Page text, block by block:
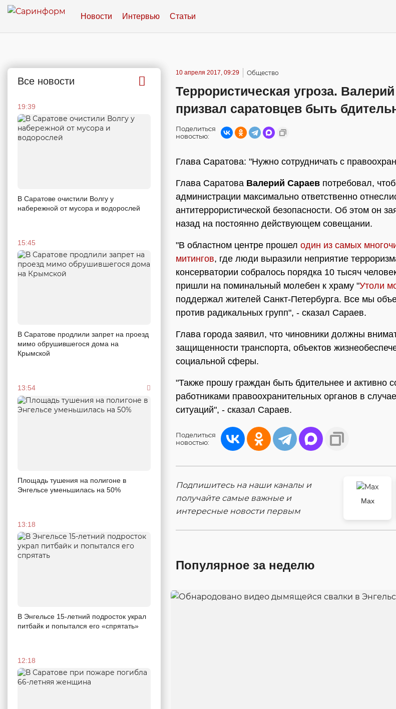
Новости Интервью Статьи
Все новости
19:39
В Саратове очистили Волгу у
набережной от мусора и водорослей
15:45
В Саратове продлили запрет на проезд
мимо обрушившегося дома на
Крымской
13:54
Площадь тушения на полигоне в
Энгельсе уменьшилась на 50%
13:18
В Энгельсе 15-летний подросток украл
питбайк и попытался его «спрятать»
12:18
10 апреля 2017, 09:29 Общество
Террористическая угроза.
призвал саратовцев быть
Поделиться
новостью:
Глава Саратова: "Нужно сотрудничать с
Глава Саратова Валерий Сараев потребовал,
администрации максимально ответственно
антитеррористической безопасности. Об этом он
назад на постоянно действующем совещании.
"В областном центре прошел один из самых
митингов, где люди выразили неприятие
консерватории собралось порядка 10 тысяч
пришли на поминальный молебен к храму "Утоли
поддержал жителей Санкт-Петербурга. Все мы
против радикальных групп", - сказал Сараев.
Глава города заявил, что чиновники должны
защищенности транспорта, объектов
социальной сферы.
"Также прошу граждан быть бдительнее и активно
работниками правоохранительных органов в
ситуаций", - сказал Сараев.
Поделиться
новостью:
Подпишитесь на наши каналы и
получайте самые важные и
интересные новости первым
Max
Популярное за неделю